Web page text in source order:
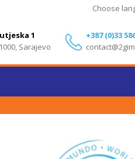
+387 (0)33
1
Sarajevo
Choose